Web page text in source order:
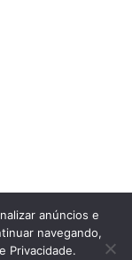
anúncios e
navegando,
Privacidade.